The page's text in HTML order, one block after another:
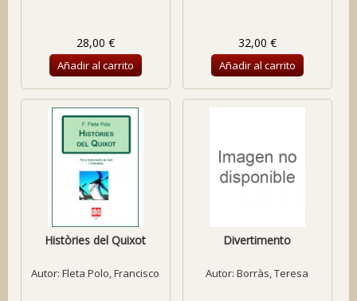
28,00 €
Añadir al carrito
32,00 €
Añadir al carrito
Històries del Quixot
Autor:Fleta Polo, Francisco
Divertimento
Autor:Borràs, Teresa